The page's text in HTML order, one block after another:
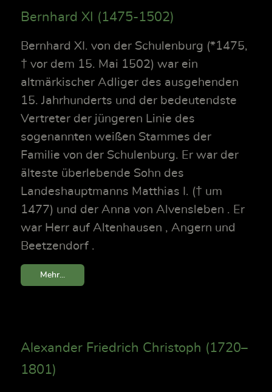
Bernhard XI (1475-1502)
Bernhard XI. von der Schulenburg (*1475,
† vor dem 15. Mai 1502) war ein
altmärkischer Adliger des ausgehenden
15. Jahrhunderts und der bedeutendste
Vertreter der jüngeren Linie des
sogenannten weißen Stammes der
Familie von der Schulenburg. Er war der
älteste überlebende Sohn des
Landeshauptmanns Matthias I. († um
1477) und der Anna von Alvensleben . Er
war Herr auf Altenhausen , Angern und
Beetzendorf .
Mehr...
Alexander Friedrich Christoph (1720–
1801)